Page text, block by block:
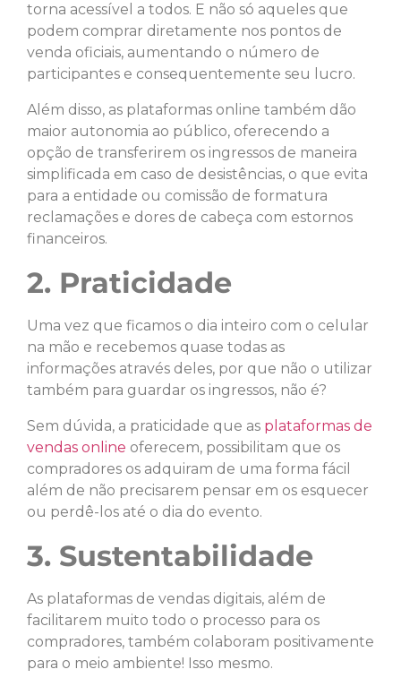
torna acessível a todos. E não só aqueles que
podem comprar diretamente nos pontos de
venda oficiais, aumentando o número de
participantes e consequentemente seu lucro.
Além disso, as plataformas online também dão
maior autonomia ao público, oferecendo a
opção de transferirem os ingressos de maneira
simplificada em caso de desistências, o que evita
para a entidade ou comissão de formatura
reclamações e dores de cabeça com estornos
financeiros.
2. Praticidade
Uma vez que ficamos o dia inteiro com o celular
na mão e recebemos quase todas as
informações através deles, por que não o utilizar
também para guardar os ingressos, não é?
Sem dúvida, a praticidade que as plataformas de
vendas online oferecem, possibilitam que os
compradores os adquiram de uma forma fácil
além de não precisarem pensar em os esquecer
ou perdê-los até o dia do evento.
3. Sustentabilidade
As plataformas de vendas digitais, além de
facilitarem muito todo o processo para os
compradores, também colaboram positivamente
para o meio ambiente! Isso mesmo.